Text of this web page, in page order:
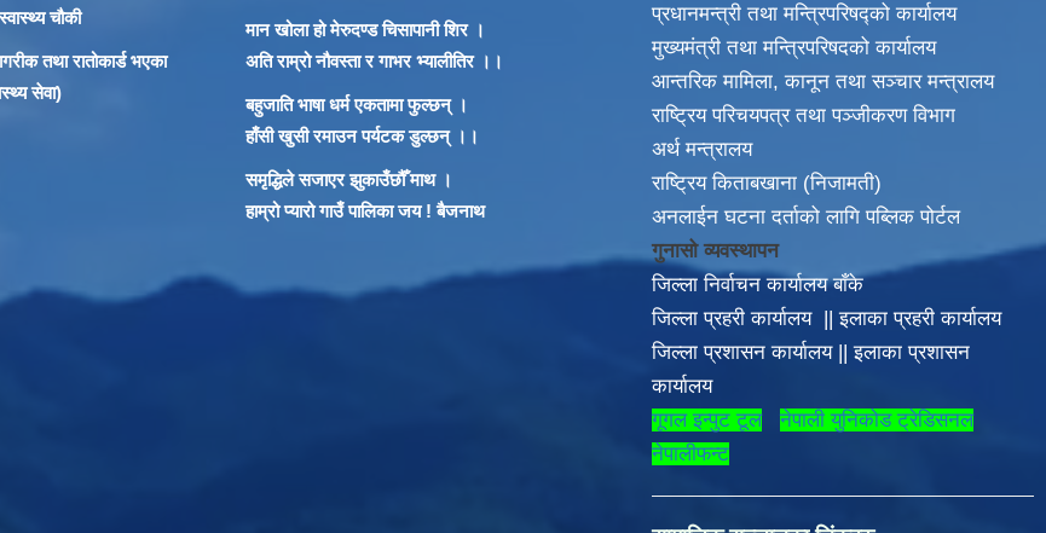
खबर गरौँ | "लैंगिक हिँसा विरुद्ध मौनता तोडौ, न्याय खोजौ" घरेलु हिंसा अन्त्य गरौ, सभ्य समाजको निर्माण गरौँ |
चौकी
तथा रातोकार्ड भएका
सेवा)
मान खोला हो मेरुदण्ड चिसापानी शिर ।
अति राम्रो नौवस्ता र गाभर भ्यालीतिर ।।
बहुजाति भाषा धर्म एकतामा फुल्छन् ।
हाँसी खुसी रमाउन पर्यटक डुल्छन् ।।
समृद्धिले सजाएर झुकाउँछौँ माथ ।
हाम्रो प्यारो गाउँ पालिका जय ! बैजनाथ
प्रधानमन्त्री तथा मन्त्रिपरिषद्को कार्यालय
मुख्यमंत्री तथा मन्त्रिपरिषदको कार्यालय
आन्तरिक मामिला, कानून तथा सञ्चार मन्त्रालय
राष्ट्रिय परिचयपत्र तथा पञ्जीकरण विभाग
अर्थ मन्त्रालय
राष्ट्रिय किताबखाना (निजामती)
अनलाईन घटना दर्ताको लागि पब्लिक पोर्टल
गुनासो व्यवस्थापन
जिल्ला निर्वाचन कार्यालय बाँके
जिल्ला प्रहरी कार्यालय ||इलाका प्रहरी कार्यालय
जिल्ला प्रशासन कार्यालय||इलाका प्रशासन
कार्यालय
गूगल इन्पुट टूल
नेपाली युनिकोड ट्रेडिसनल
नेपालीफन्ट